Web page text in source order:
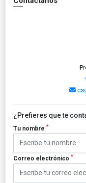
¿Prefieres que te
Tu nombre *
Correo electrónico *